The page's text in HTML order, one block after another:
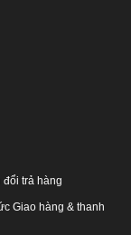
đổi trả hàng
Giao hàng & thanh